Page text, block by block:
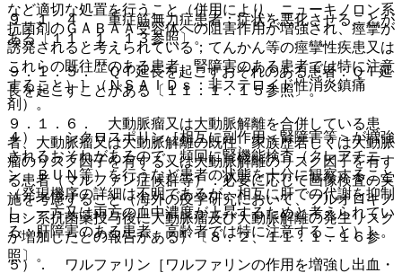
など適切な処置を行うこと（併用により、ニューキノロン系
抗菌剤のＧＡＢＡＡ受容体への阻害作用が増強され、痙攣が
誘発されると考えられている；てんかん等の痙攣性疾患又は
これらの既往歴のある患者、腎障害のある患者では特に注意
すること）］（ＮＳＡＩＤｓ：非ステロイド性消炎鎮痛
剤）。
４）． シクロスポリン［相互に副作用＜腎障害等＞が増強
されるおそれがあるので、頻回に腎機能検査（クレアチニ
ン、ＢＵＮ等）を行うなど患者の状態を十分に観察すること
（発現機序の詳細は不明であるが、相互に肝での代謝を抑制
し、一方又は両方の血中濃度が上昇するためと考えられてい
る；肝障害のある患者、高齢者では特に注意すること）］。
５）． ワルファリン［ワルファリンの作用を増強し出血・
９．１．４． 重症筋無力症患者：症状を悪化させることが
ある〔１１．１．１３参照〕。
９．１．５． ＱＴ延長を起こすおそれのある患者：ＱＴ延
長を起こすことがある〔１１．１．１５参照〕。
９．１．６． 大動脈瘤又は大動脈解離を合併している患
者、大動脈瘤又は大動脈解離の既往、家族歴若しくは大動脈
瘤のリスク因子を有する又は大動脈解離のリスク因子を有す
る患者（マルファン症候群等）：必要に応じて画像検査の実
施を考慮すること（海外の疫学研究において、フルオロキノ
ロン系抗菌薬投与後に大動脈瘤及び大動脈解離の発生リスク
が増加したとの報告がある）〔８．２、１１．１．１６参
照〕。